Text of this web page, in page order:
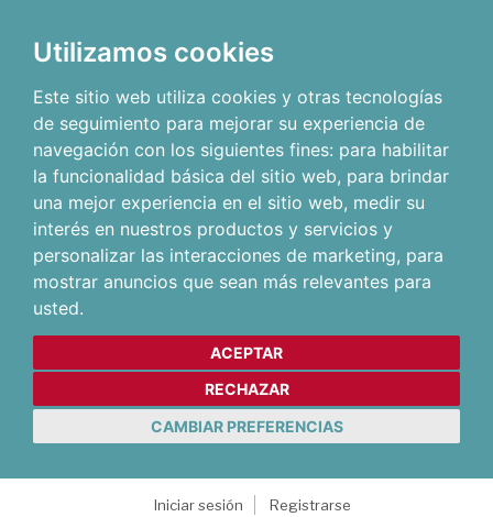
Utilizamos cookies
Este sitio web utiliza cookies y otras tecnologías
de seguimiento para mejorar su experiencia de
navegación con los siguientes fines: para habilitar
la funcionalidad básica del sitio web, para brindar
una mejor experiencia en el sitio web, medir su
interés en nuestros productos y servicios y
personalizar las interacciones de marketing, para
mostrar anuncios que sean más relevantes para
usted.
ACEPTAR
RECHAZAR
CAMBIAR PREFERENCIAS
Iniciar sesión
Registrarse